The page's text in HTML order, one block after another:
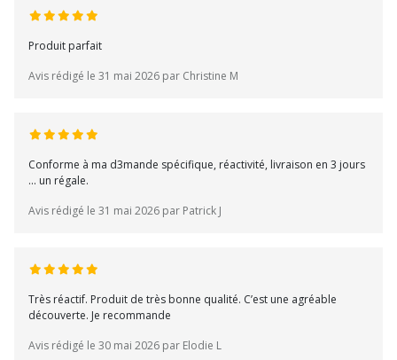
Produit parfait
Avis rédigé le 31 mai 2026 par Christine M
Conforme à ma d3mande spécifique, réactivité, livraison en 3 jours
... un régale.
Avis rédigé le 31 mai 2026 par Patrick J
Très réactif. Produit de très bonne qualité. C’est une agréable
découverte. Je recommande
Avis rédigé le 30 mai 2026 par Elodie L